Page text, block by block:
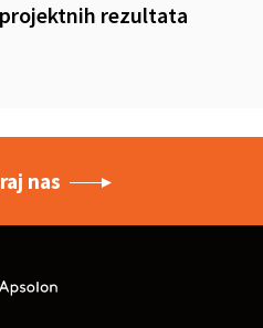
rezultata
nas